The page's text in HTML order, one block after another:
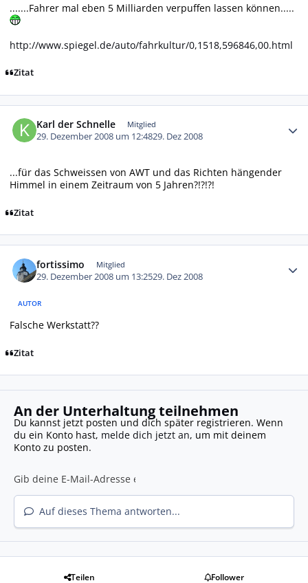
.......Fahrer mal eben 5 Milliarden verpuffen lassen können.....
http://www.spiegel.de/auto/fahrkultur/0,1518,596846,00.html
Zitat
Karl der Schnelle Mitglied
29. Dezember 2008 um 12:4829. Dez 2008
...für das Schweissen von AWT und das Richten hängender
Himmel in einem Zeitraum von 5 Jahren?!?!?!
Zitat
fortissimo Mitglied
29. Dezember 2008 um 13:2529. Dez 2008
AUTOR
Falsche Werkstatt??
Zitat
An der Unterhaltung teilnehmen
Du kannst jetzt posten und dich später registrieren. Wenn
du ein Konto hast, melde dich jetzt an, um mit deinem
Konto zu posten.
Auf dieses Thema antworten...
Teilen Follower